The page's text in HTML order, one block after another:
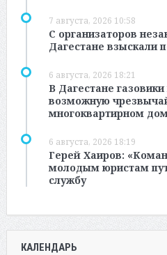
7 августа, 2026 10:58
С организаторов
Дагестане взыскали
6 августа, 2026 18:21
В Дагестане
возможную
многоквартирном
6 августа, 2026 18:19
Герей Хаиров:
молодым юристам
службу
КАЛЕНДАРЬ